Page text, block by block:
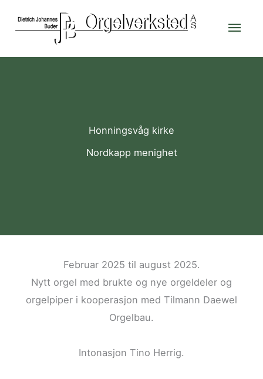
Honningsvåg kirke
Nordkapp menighet
Februar 2025 til august 2025.
Nytt orgel med brukte og nye orgeldeler og
orgelpiper i kooperasjon med Tilmann Daewel
Orgelbau.
Intonasjon Tino Herrig.